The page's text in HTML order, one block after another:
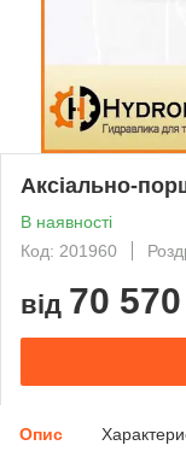
Аксіально-
В наявності
Код: 201960
від 70 570
Опис